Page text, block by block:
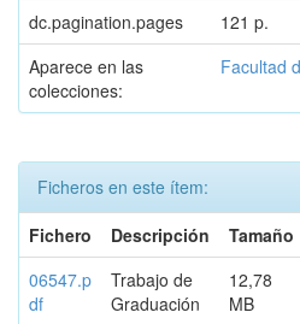
dc.pagination.pages
121 p.
Aparece en las
colecciones:
Facultad
Ficheros en este ítem:
Fichero
Descripción Tamaño
06547.p
df
Trabajo de
Graduación
12,78
MB